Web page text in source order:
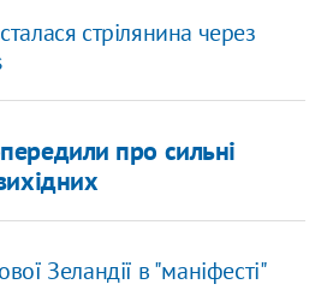
стрілянина через
про сильні
Зеландії в "маніфесті"